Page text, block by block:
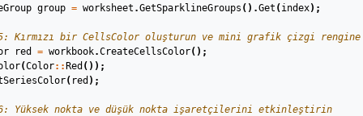
group = worksheet .GetSparklineGroups ().Get ( index);
Kırmızı bir CellsColor oluşturun ve mini grafik çizgi rengine
red = workbook.CreateCellsColor();
(Color:: Red ());
( red );
Yüksek nokta ve düşük nokta işaretçilerini etkinleştirin